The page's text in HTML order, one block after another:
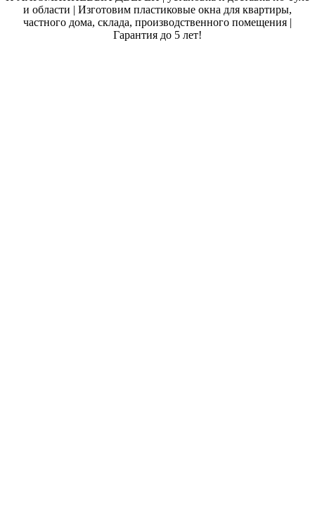
и области | Изготовим пластиковые окна для квартиры,
частного дома, склада, производственного помещения |
Гарантия до 5 лет!